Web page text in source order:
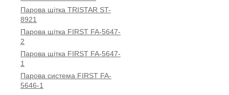
Парова щітка TRISTAR ST-
8921
Парова щітка FIRST FA-5647-
2
Парова щітка FIRST FA-5647-
1
Парова система FIRST FA-
5646-1